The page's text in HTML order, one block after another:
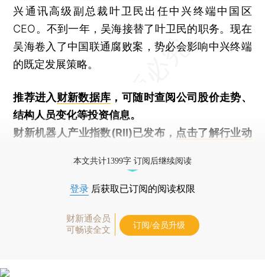
兴通讯高级副总裁叶卫民出任中兴终端中国区
CEO。不到一年，吴海接替了叶卫民的职务。现在
吴海卷入了中国联通腐败案，势必会影响中兴终端
的既定发展策略。
推荐进入财新数据库 ，可随时查阅公司股价走势、
结构人员变化等投资信息。
财新机器人产业指数(RII)已发布， 点击了解行业动
本文共计1399字 订阅后继续阅读
登录 后获取已订阅的阅读权限
财新通会员
可畅读全文
订阅/会员升级